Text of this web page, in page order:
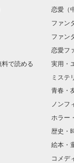
で読める
恋愛（
ファン
ファン
恋愛フ
実用・
ミステ
青春・
ノンフ
ホラー
歴史・
絵本・
コメデ